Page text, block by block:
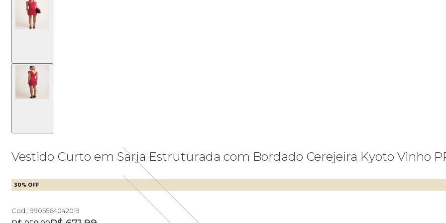
Vestido Curto em Sarja Estruturada com Bordado Cerejeira Kyoto Vinho
30% OFF
Cod.: 9905564042019